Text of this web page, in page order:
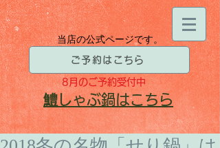
当店の公式ページです。
ご予約はこちら
8月のご予約受付中
​鱧しゃぶ鍋はこちら